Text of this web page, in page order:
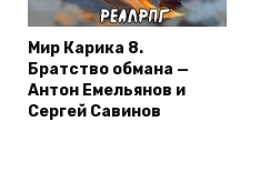
Мир Карика 8.
Братство обмана —
Антон Емельянов и
Сергей Савинов